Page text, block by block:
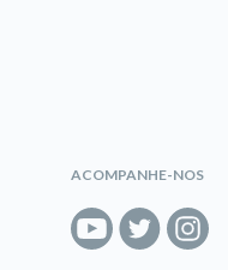
ACOMPANHE-NOS